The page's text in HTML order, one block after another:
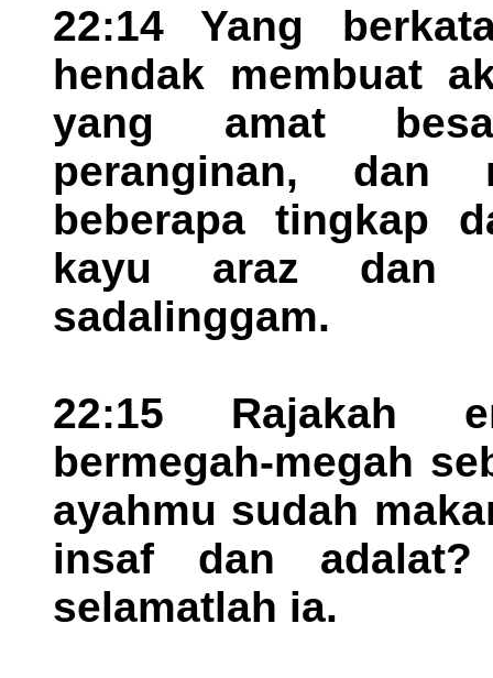
22:14 Yang
hendak membuat
yang amat
peranginan, dan
beberapa tingkap
kayu araz dan
sadalinggam.
22:15 Rajakah
bermegah-megah
ayahmu sudah
insaf dan
selamatlah ia.